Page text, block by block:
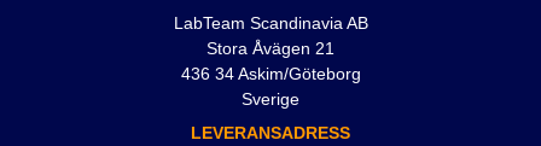
LabTeam Scandinavia AB
Stora Åvägen 21
436 34 Askim/Göteborg
Sverige
LEVERANSADRESS